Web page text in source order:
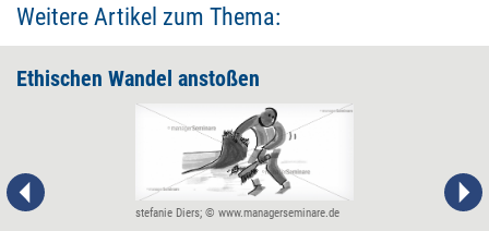
Weitere Artikel zum Thema:
Ethischen Wandel anstoßen
stefanie Diers; © www.managerseminare.de